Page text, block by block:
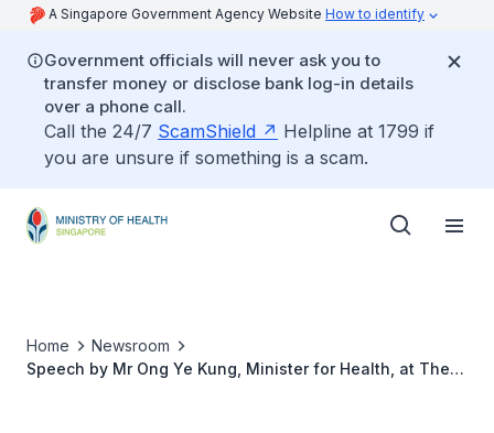
A Singapore Government Agency Website How to identify
Government officials will never ask you to
transfer money or disclose bank log-in details
over a phone call.
Call the 24/7 ScamShield
Helpline at 1799 if
you are unsure if something is a scam.
Home
Newsroom
Speech by Mr Ong Ye Kung, Minister for Health, at The